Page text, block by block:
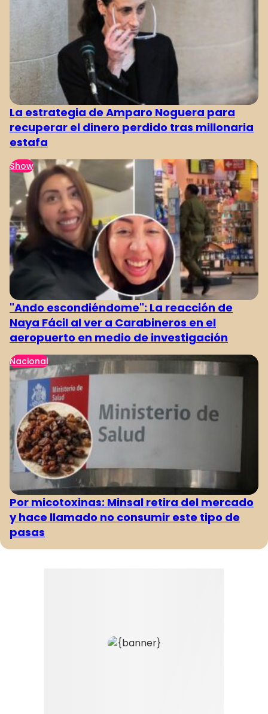
La estrategia de Amparo Noguera para
recuperar el dinero perdido tras millonaria
estafa
Show
"Ando escondiéndome": La reacción de
Naya Fácil al ver a Carabineros en el
aeropuerto en medio de investigación
Nacional
Por micotoxinas: Minsal retira del mercado
y hace llamado no consumir este tipo de
pasas